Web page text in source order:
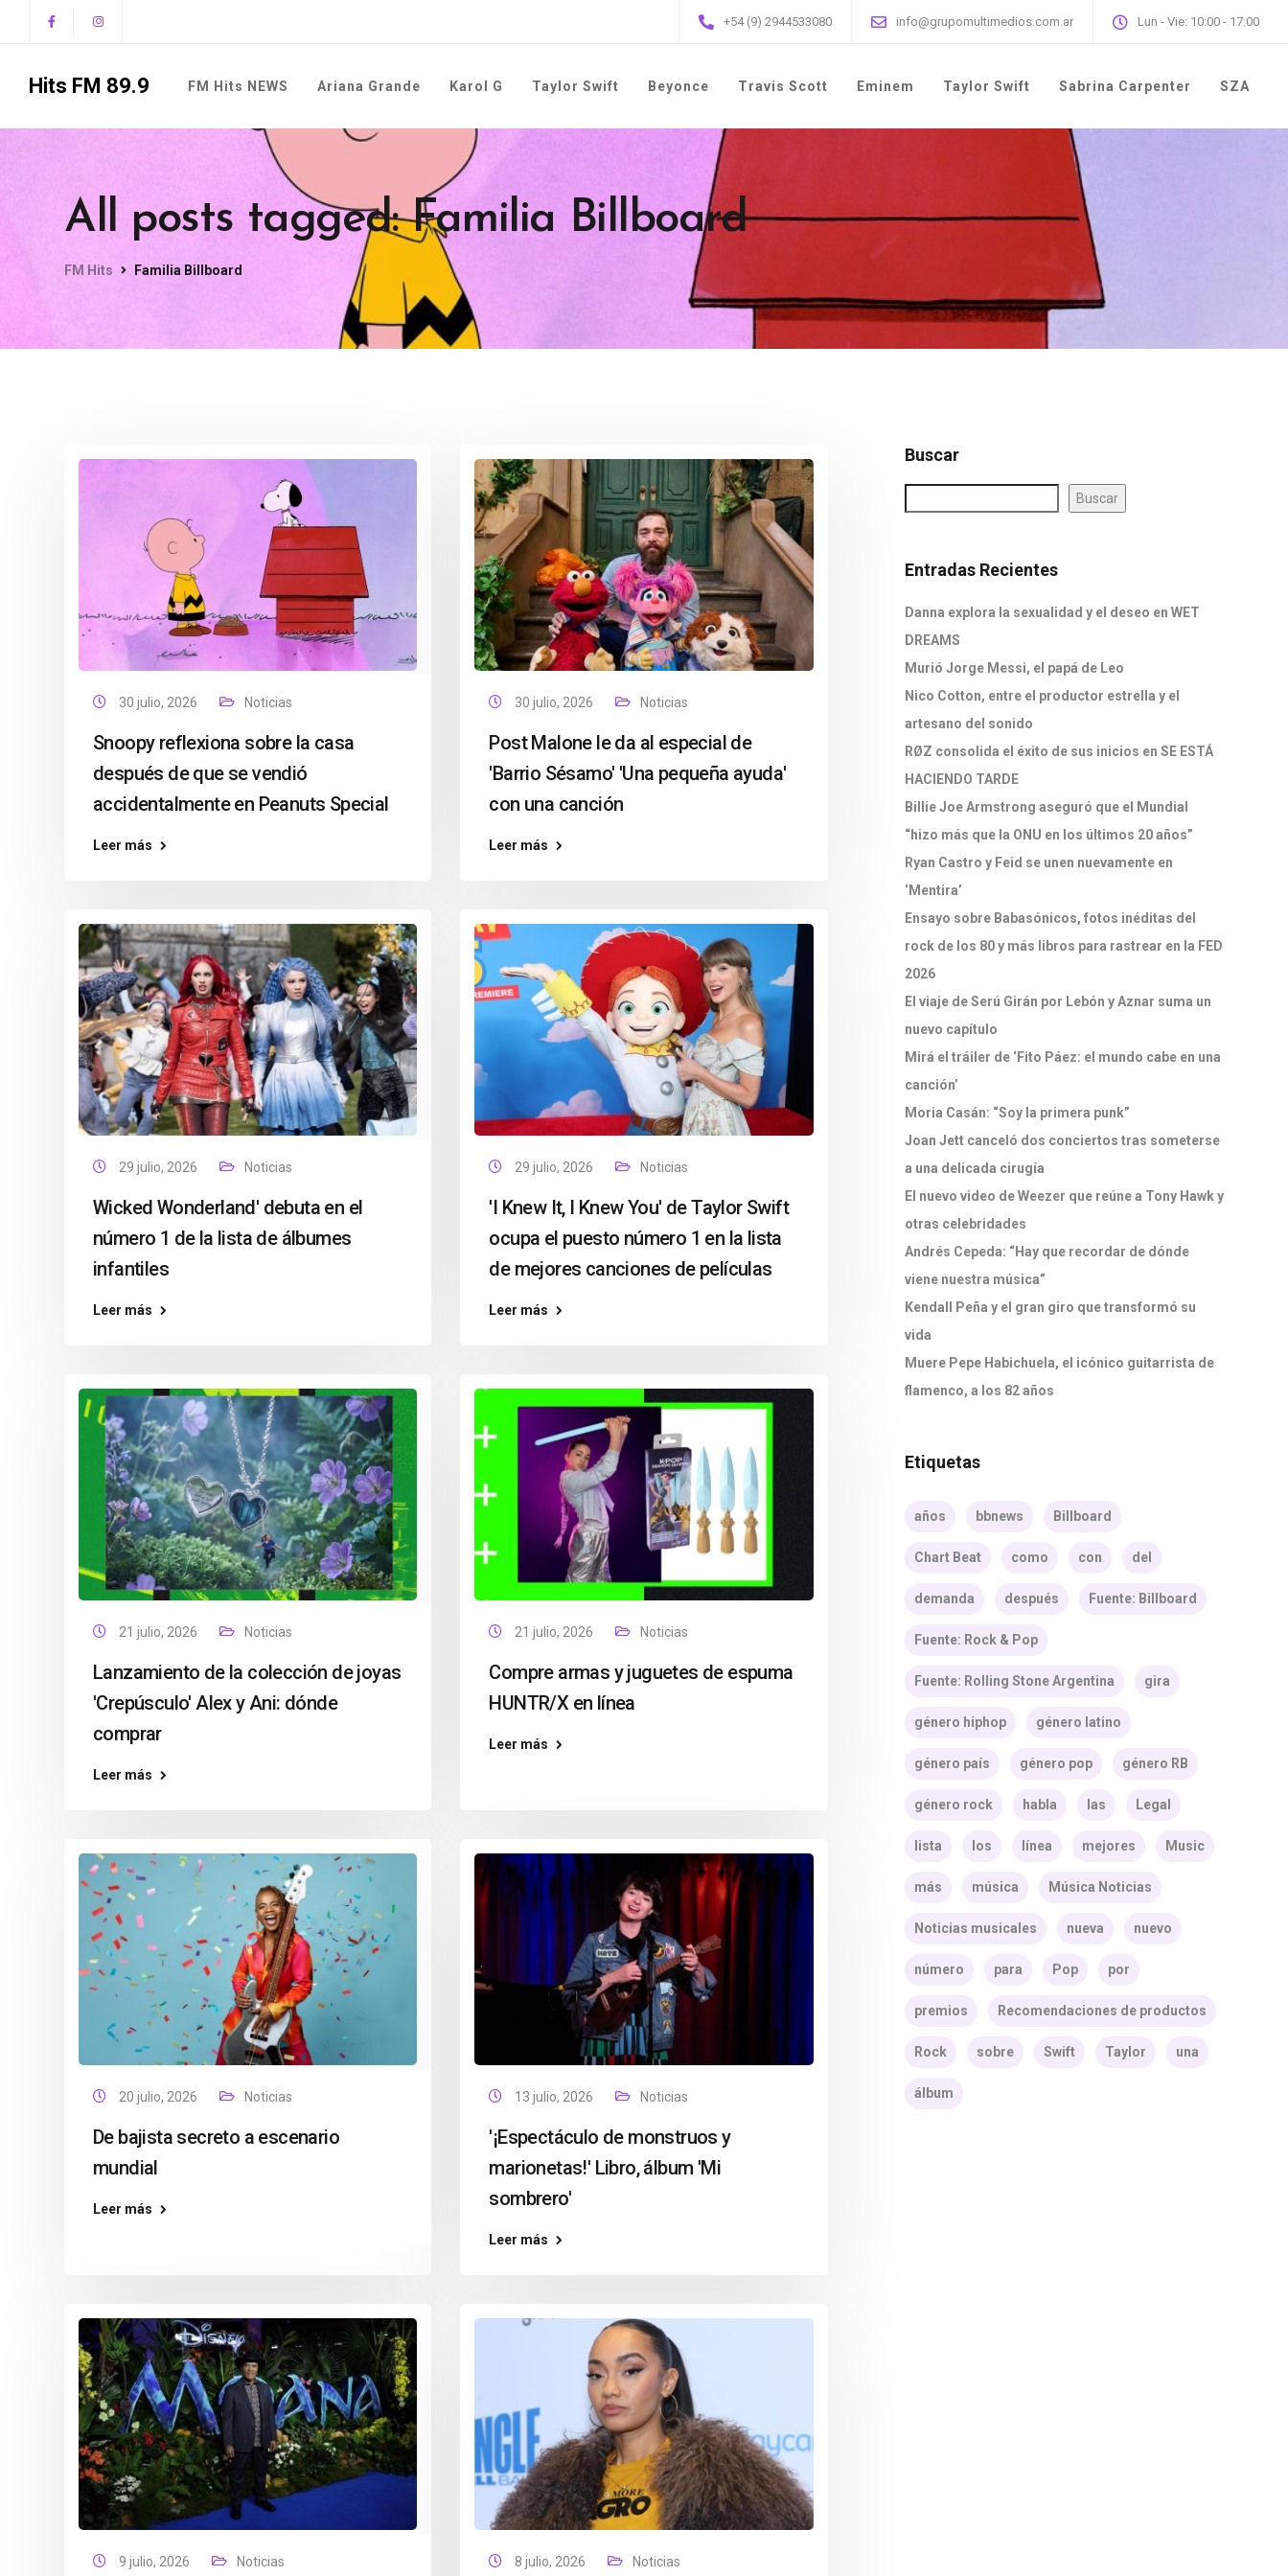
+54 (9) 2944533080 info@grupomultimedios.com.ar Lun - Vie: 10:00 - 17:00
Hits FM 89.9 FM Hits NEWS Ariana Grande Karol G Taylor Swift Beyonce Travis Scott Eminem Taylor Swift Sabrina Carpenter SZA
All posts tagged: Familia Billboard
FM Hits Familia Billboard
30 julio, 2026 Noticias
Snoopy reflexiona sobre la casa
después de que se vendió
accidentalmente en Peanuts Special
Leer más
30 julio, 2026 Noticias
Post Malone le da al especial de
'Barrio Sésamo' 'Una pequeña ayuda'
con una canción
Leer más
29 julio, 2026 Noticias
Wicked Wonderland' debuta en el
número 1 de la lista de álbumes
infantiles
Leer más
29 julio, 2026 Noticias
'I Knew It, I Knew You' de Taylor Swift
ocupa el puesto número 1 en la lista
de mejores canciones de películas
Leer más
21 julio, 2026 Noticias
Lanzamiento de la colección de joyas
'Crepúsculo' Alex y Ani: dónde
comprar
Leer más
21 julio, 2026 Noticias
Compre armas y juguetes de espuma
HUNTR/X en línea
Leer más
20 julio, 2026 Noticias
De bajista secreto a escenario
mundial
Leer más
13 julio, 2026 Noticias
'¡Espectáculo de monstruos y
marionetas!' Libro, álbum 'Mi
sombrero'
Leer más
9 julio, 2026 Noticias 8 julio, 2026 Noticias
Buscar
Buscar
Entradas Recientes
Danna explora la sexualidad y el deseo en WET
DREAMS
Murió Jorge Messi, el papá de Leo
Nico Cotton, entre el productor estrella y el
artesano del sonido
RØZ consolida el éxito de sus inicios en SE ESTÁ
HACIENDO TARDE
Billie Joe Armstrong aseguró que el Mundial
“hizo más que la ONU en los últimos 20 años”
Ryan Castro y Feid se unen nuevamente en
‘Mentira’
Ensayo sobre Babasónicos, fotos inéditas del
rock de los 80 y más libros para rastrear en la FED
2026
El viaje de Serú Girán por Lebón y Aznar suma un
nuevo capítulo
Mirá el tráiler de ‘Fito Páez: el mundo cabe en una
canción’
Moria Casán: “Soy la primera punk”
Joan Jett canceló dos conciertos tras someterse
a una delicada cirugía
El nuevo video de Weezer que reúne a Tony Hawk y
otras celebridades
Andrés Cepeda: “Hay que recordar de dónde
viene nuestra música”
Kendall Peña y el gran giro que transformó su
vida
Muere Pepe Habichuela, el icónico guitarrista de
flamenco, a los 82 años
Etiquetas
años bbnews Billboard
Chart Beat como con del
demanda después Fuente: Billboard
Fuente: Rock & Pop
Fuente: Rolling Stone Argentina gira
género hiphop género latino
género país género pop género RB
género rock habla las Legal
lista los línea mejores Music
más música Música Noticias
Noticias musicales nueva nuevo
número para Pop por
premios Recomendaciones de productos
Rock sobre Swift Taylor una
álbum